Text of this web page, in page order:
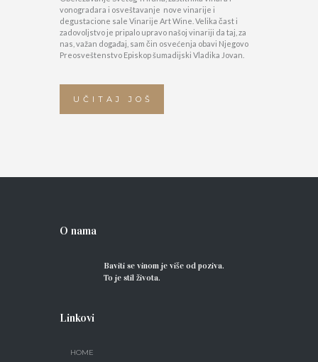
vonogradara i osveštavanje nove vinarije i
degustacione sale Vinarije Art Wine. Velika čast i
zadovoljstvo je pripalo upravo našoj vinariji da taj, za
nas, važan događaj, sam čin osvećenja obavi Njegovo
Preosveštenstvo Episkop šumadijski Vladika Jovan.
UČITAJ JOŠ
O nama
Baviti se vinom je više od poziva.
To je stil života.
Linkovi
HOME